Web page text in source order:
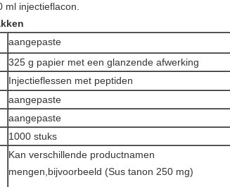
injectieflacon.
aangepaste
325 g papier met een glanzende afwerking
Injectieflessen met peptiden
aangepaste
aangepaste
1000 stuks
Kan verschillende productnamen
mengen,bijvoorbeeld (Sus tanon 250 mg)